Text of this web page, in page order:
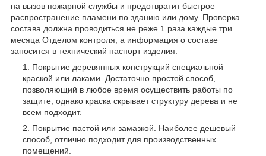
на вызов пожарной службы и предотвратит быстрое
распространение пламени по зданию или дому. Проверка
состава должна проводиться не реже 1 раза каждые три
месяца Отделом контроля, а информация о составе
заносится в технический паспорт изделия.
Покрытие деревянных конструкций специальной
краской или лаками. Достаточно простой способ,
позволяющий в любое время осуществить работы по
защите, однако краска скрывает структуру дерева и не
всем подходит.
Покрытие пастой или замазкой. Наиболее дешевый
способ, отлично подходит для производственных
помещений.